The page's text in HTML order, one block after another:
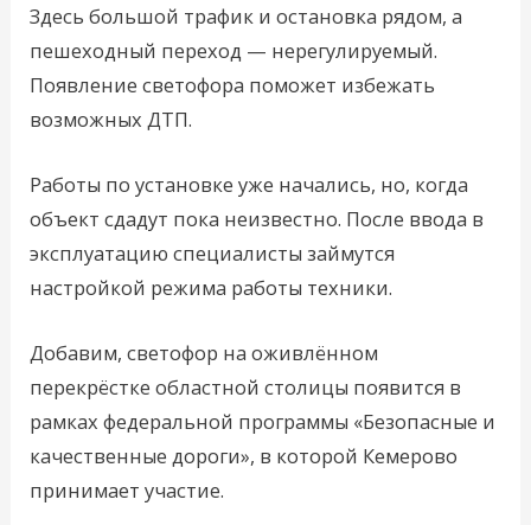
Здесь большой трафик и остановка рядом, а
пешеходный переход — нерегулируемый.
Появление светофора поможет избежать
возможных ДТП.
Работы по установке уже начались, но, когда
объект сдадут пока неизвестно. После ввода в
эксплуатацию специалисты займутся
настройкой режима работы техники.
Добавим, светофор на оживлённом
перекрёстке областной столицы появится в
рамках федеральной программы «Безопасные и
качественные дороги», в которой Кемерово
принимает участие.